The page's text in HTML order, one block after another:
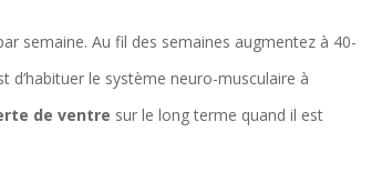
semaine. Au fil des semaines augmentez à 40-
d’habituer le système neuro-musculaire à
de ventre sur le long terme quand il est